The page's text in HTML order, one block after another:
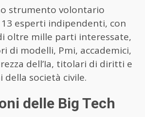
strumento volontario
esperti indipendenti, con
oltre mille parti interessate,
di modelli, Pmi, accademici,
dell’Ia, titolari di diritti e
della società civile.
delle Big Tech